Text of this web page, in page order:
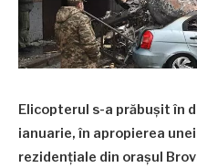
Elicopterul s-a prăbușit în
ianuarie, în apropierea
rezidențiale din orașul